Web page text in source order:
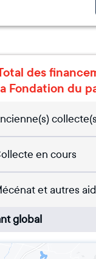
des
Fondation du
en cours
et autres
global